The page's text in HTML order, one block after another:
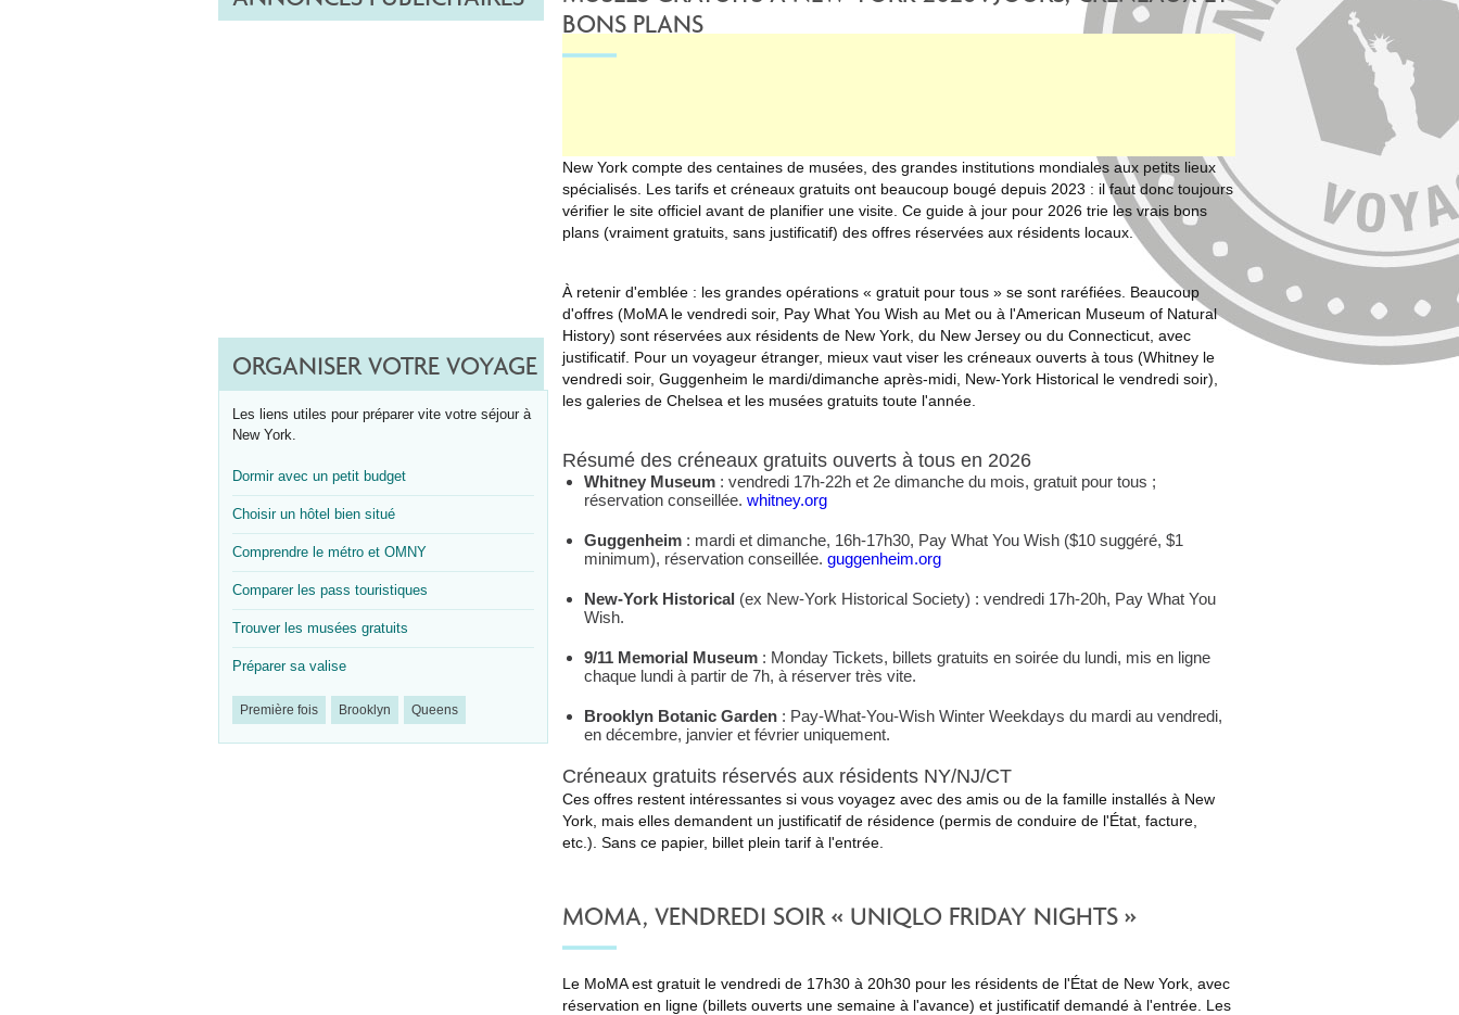
ORGANISER VOTRE VOYAGE
Les liens utiles pour préparer vite votre séjour à
New York.
Dormir avec un petit budget
Choisir un hôtel bien situé
Comprendre le métro et OMNY
Comparer les pass touristiques
Trouver les musées gratuits
Préparer sa valise
Première fois Brooklyn Queens
BONS PLANS
New York compte des centaines de musées, des grandes institutions mondiales aux petits lieux
spécialisés. Les tarifs et créneaux gratuits ont beaucoup bougé depuis 2023 : il faut donc toujours
vérifier le site officiel avant de planifier une visite. Ce guide à jour pour 2026 trie les vrais bons
plans (vraiment gratuits, sans justificatif) des offres réservées aux résidents locaux.
À retenir d'emblée : les grandes opérations « gratuit pour tous » se sont raréfiées. Beaucoup
d'offres (MoMA le vendredi soir, Pay What You Wish au Met ou à l'American Museum of Natural
History) sont réservées aux résidents de New York, du New Jersey ou du Connecticut, avec
justificatif. Pour un voyageur étranger, mieux vaut viser les créneaux ouverts à tous (Whitney le
vendredi soir, Guggenheim le mardi/dimanche après-midi, New-York Historical le vendredi soir),
les galeries de Chelsea et les musées gratuits toute l'année.
Résumé des créneaux gratuits ouverts à tous en 2026
Whitney Museum : vendredi 17h-22h et 2e dimanche du mois, gratuit pour tous ;
réservation conseillée. whitney.org
Guggenheim : mardi et dimanche, 16h-17h30, Pay What You Wish ($10 suggéré, $1
minimum), réservation conseillée. guggenheim.org
New-York Historical (ex New-York Historical Society) : vendredi 17h-20h, Pay What You
Wish.
9/11 Memorial Museum : Monday Tickets, billets gratuits en soirée du lundi, mis en ligne
chaque lundi à partir de 7h, à réserver très vite.
Brooklyn Botanic Garden : Pay-What-You-Wish Winter Weekdays du mardi au vendredi,
en décembre, janvier et février uniquement.
Créneaux gratuits réservés aux résidents NY/NJ/CT
Ces offres restent intéressantes si vous voyagez avec des amis ou de la famille installés à New
York, mais elles demandent un justificatif de résidence (permis de conduire de l'État, facture,
etc.). Sans ce papier, billet plein tarif à l'entrée.
MOMA, VENDREDI SOIR « UNIQLO FRIDAY NIGHTS »
Le MoMA est gratuit le vendredi de 17h30 à 20h30 pour les résidents de l'État de New York, avec
réservation en ligne (billets ouverts une semaine à l'avance) et justificatif demandé à l'entrée. Les